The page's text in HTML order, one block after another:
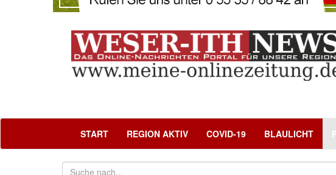
START REGION AKTIV COVID-19 BLAULICHT